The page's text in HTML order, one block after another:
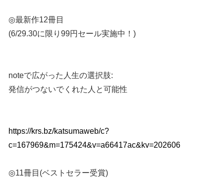
◎最新作12冊目
(6/29.30に限り99円セール実施中！)
noteで広がった人生の選択肢:
発信がつないでくれた人と可能性
https://krs.bz/katsumaweb/c?
c=167969&m=175424&v=a66417ac&kv=202606
◎11冊目(ベストセラー受賞)